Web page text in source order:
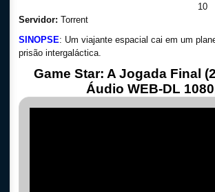
10
Servidor: Torrent
SINOPSE: Um viajante espacial cai em um
prisão intergaláctica.
Game Star: A Jogada Final
Áudio WEB-DL